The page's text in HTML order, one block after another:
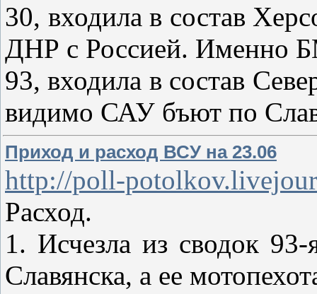
30, входила в состав
ДНР с Россией. Именно
93, входила в состав
видимо САУ бъют по
Приход и расход ВСУ на 23.06
http://poll-
Расход.
1. Исчезла из сводок
Славянска, а ее